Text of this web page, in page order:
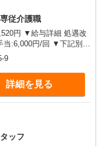
従介護職
細 処遇改
円/回 ▼下記別途
380円/時 寸志あ
による ※処遇改
)は支給なし
9
詳細を見る
ッフ